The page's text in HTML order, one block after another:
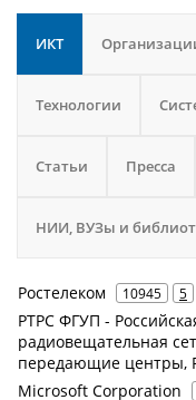
ИКТ
Технологии
Статьи Пресса
НИИ, ВУЗы и
Ростелеком 10945 5
РТРС ФГУП -
радиовещательная
передающие центры,
Microsoft Corporation